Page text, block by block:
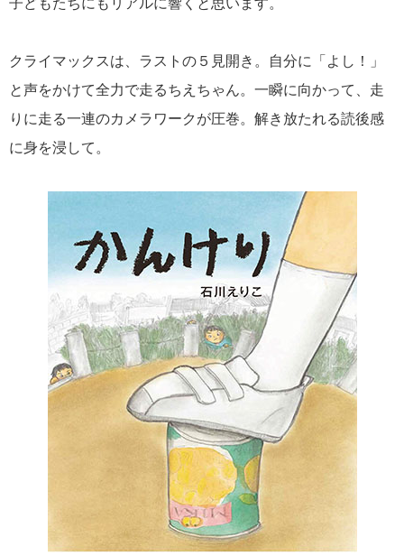
子どもたちにもリアルに響くと思います。
クライマックスは、ラストの５見開き。自分に「よし！」
と声をかけて全力で走るちえちゃん。一瞬に向かって、走
りに走る一連のカメラワークが圧巻。解き放たれる読後感
に身を浸して。